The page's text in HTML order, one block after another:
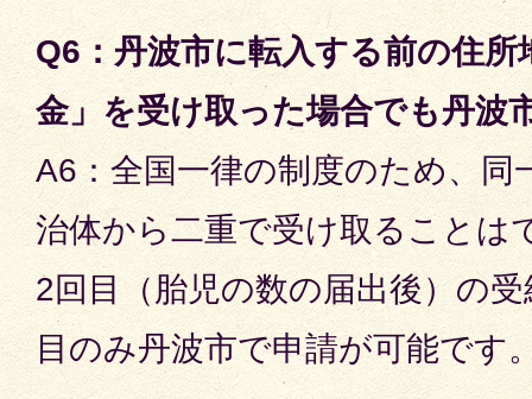
Q6：丹波市に転入する前の住所
金」を受け取った場合でも丹波
A6：全国一律の制度のため、同
治体から二重で受け取ることは
2回目（胎児の数の届出後）の
目のみ丹波市で申請が可能です